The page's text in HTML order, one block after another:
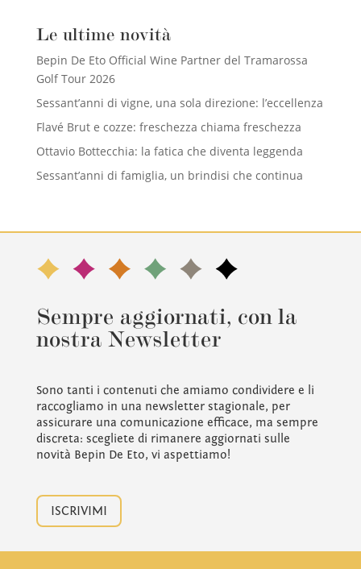
Le ultime novità
Bepin De Eto Official Wine Partner del Tramarossa
Golf Tour 2026
Sessant’anni di vigne, una sola direzione: l’eccellenza
Flavé Brut e cozze: freschezza chiama freschezza
Ottavio Bottecchia: la fatica che diventa leggenda
Sessant’anni di famiglia, un brindisi che continua
Sempre aggiornati, con la
nostra Newsletter
Sono tanti i contenuti che amiamo condividere e li
raccogliamo in una newsletter stagionale, per
assicurare una comunicazione efficace, ma sempre
discreta: scegliete di rimanere aggiornati sulle
novità Bepin De Eto, vi aspettiamo!
ISCRIVIMI